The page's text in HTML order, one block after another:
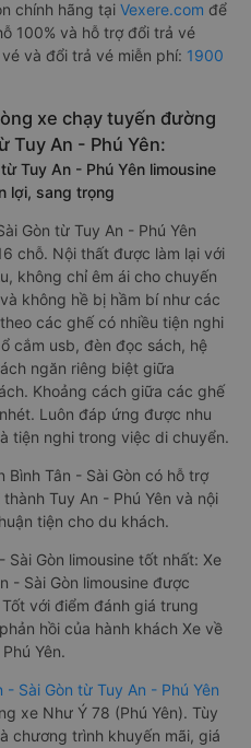
chính hãng tại Vexere.com để
100% và hỗ trợ đổi trả vé
và đổi trả vé miễn phí: 1900
xe chạy tuyến đường
Tuy An - Phú Yên:
Tuy An - Phú Yên limousine
lợi, sang trọng
Gòn từ Tuy An - Phú Yên
chỗ. Nội thất được làm lại với
không chỉ êm ái cho chuyến
không hề bị hầm bí như các
các ghế có nhiều tiện nghi
cắm usb, đèn đọc sách, hệ
ngăn riêng biệt giữa
Khoảng cách giữa các ghế
Luôn đáp ứng được nhu
tiện nghi trong việc di chuyển.
Bình Tân - Sài Gòn có hỗ trợ
Tuy An - Phú Yên và nội
tiện cho du khách.
Sài Gòn limousine tốt nhất: Xe
- Sài Gòn limousine được
với điểm đánh giá trung
hồi của hành khách Xe về
Yên.
- Sài Gòn từ Tuy An - Phú Yên
xe Như Ý 78 (Phú Yên). Tùy
chương trình khuyến mãi, giá